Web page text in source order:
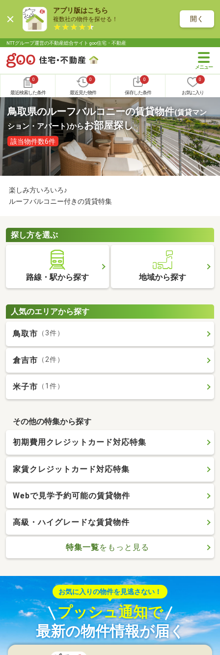
アプリ版はこちら
複数社の物件を探せる！ 開く
NTTグループ運営の不動産総合サイト goo住宅・不動産
0
最近検索した条件
0
最近見た物件
0
保存した条件
0
お気に入り
鳥取県のルーフバルコニーの賃貸物件(賃貸マン
ション・アパート)からお部屋探し
該当物件数6件
楽しみ方いろいろ♪
ルーフバルコニー付きの賃貸特集
探し方を選ぶ
路線・駅から探す 地域から探す
人気のエリアから探す
鳥取市 （3件）
倉吉市 （2件）
米子市 （1件）
その他の特集から探す
初期費用クレジットカード対応特集
家賃クレジットカード対応特集
Webで見学予約可能の賃貸物件
高級・ハイグレードな賃貸物件
特集一覧をもっと見る
お気に入りの物件を見逃さない！
プッシュ通知で
最新の物件情報が届く